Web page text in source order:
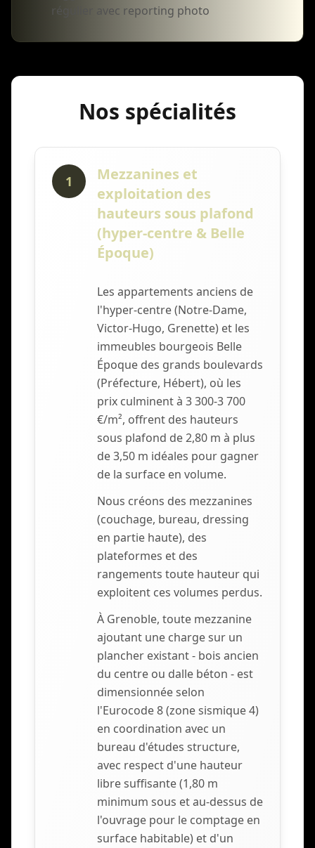
régulier avec reporting photo
Nos spécialités
1
Mezzanines et
exploitation des
hauteurs sous plafond
(hyper-centre & Belle
Époque)
Les appartements anciens de
l'hyper-centre (Notre-Dame,
Victor-Hugo, Grenette) et les
immeubles bourgeois Belle
Époque des grands boulevards
(Préfecture, Hébert), où les
prix culminent à 3 300-3 700
€/m², offrent des hauteurs
sous plafond de 2,80 m à plus
de 3,50 m idéales pour gagner
de la surface en volume.
Nous créons des mezzanines
(couchage, bureau, dressing
en partie haute), des
plateformes et des
rangements toute hauteur qui
exploitent ces volumes perdus.
À Grenoble, toute mezzanine
ajoutant une charge sur un
plancher existant - bois ancien
du centre ou dalle béton - est
dimensionnée selon
l'Eurocode 8 (zone sismique 4)
en coordination avec un
bureau d'études structure,
avec respect d'une hauteur
libre suffisante (1,80 m
minimum sous et au-dessus de
l'ouvrage pour le comptage en
surface habitable) et d'un